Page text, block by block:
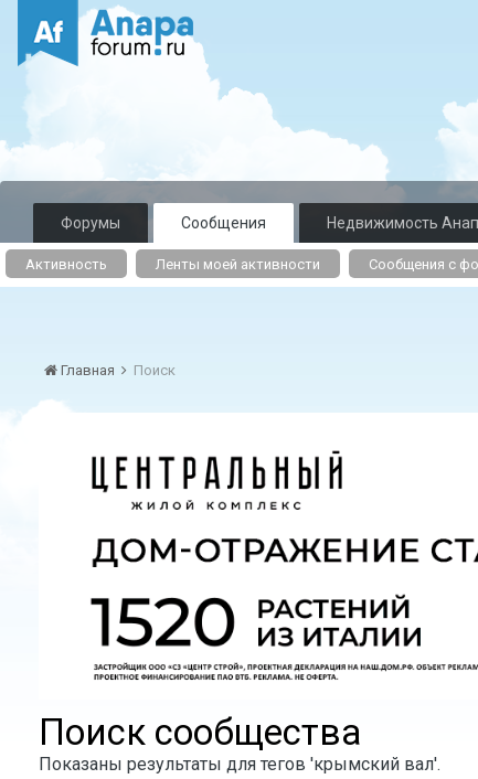
Форумы Сообщения
Активность Ленты моей активности Сообщения с
Недвижимость
Главная Поиск
Поиск сообщества
Показаны результаты для тегов 'крымский вал'.